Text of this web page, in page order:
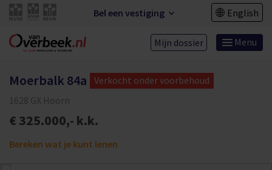
Bel een vestiging English
Mijn dossier Menu
Moerbalk 84a
Verkocht onder voorbehoud
1628 GX Hoorn
€ 325.000,- k.k.
Bereken wat je kunt lenen